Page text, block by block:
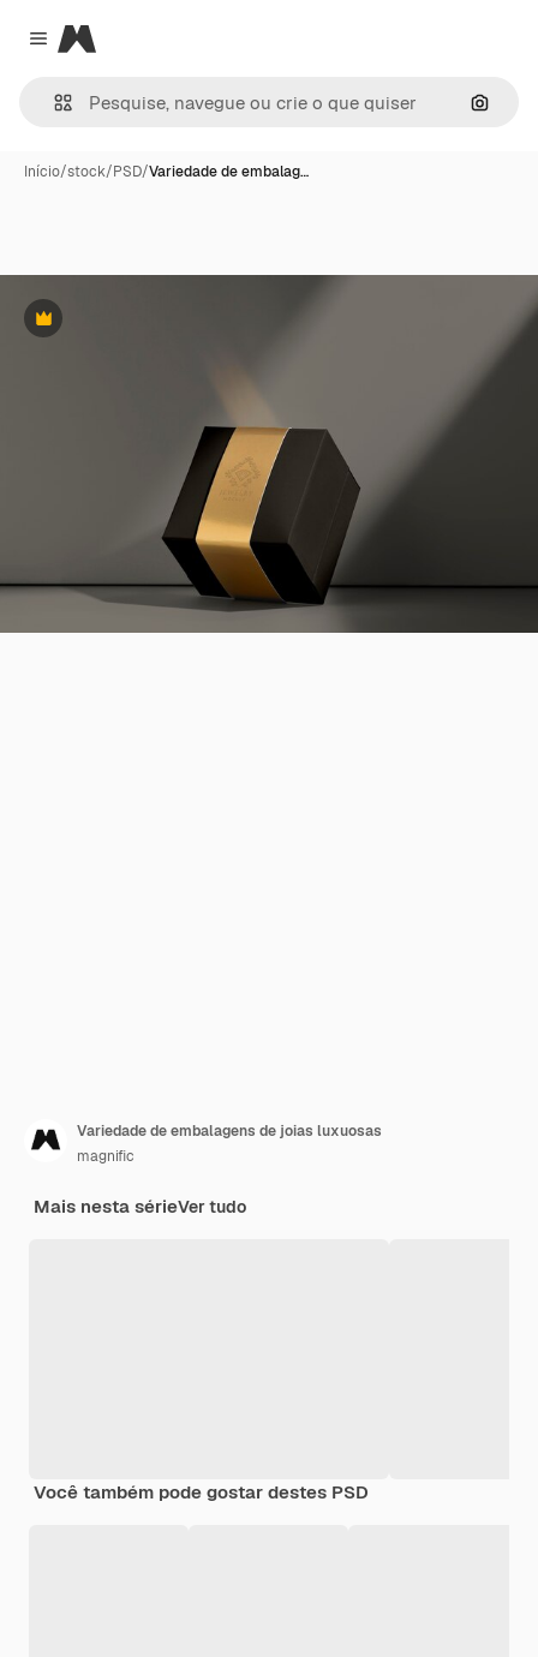
Close menu
Magnific
Início/stock/PSD/Variedade de embalag…
Premium
Variedade de embalagens de joias luxuosas
magnific
Mais nesta sérieVer tudo
Você também pode gostar destes PSD